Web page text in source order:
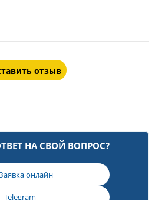
отзыв
НА СВОЙ ВОПРОС?
онлайн
Telegram